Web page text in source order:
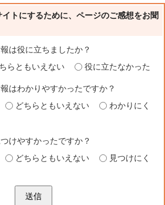
トにするために、ページのご感想をお聞
は役に立ちましたか？
らともいえない 役に立たなかった
はわかりやすかったですか？
どちらともいえない
わかりにく
けやすかったですか？
どちらともいえない
見つけにく
送信